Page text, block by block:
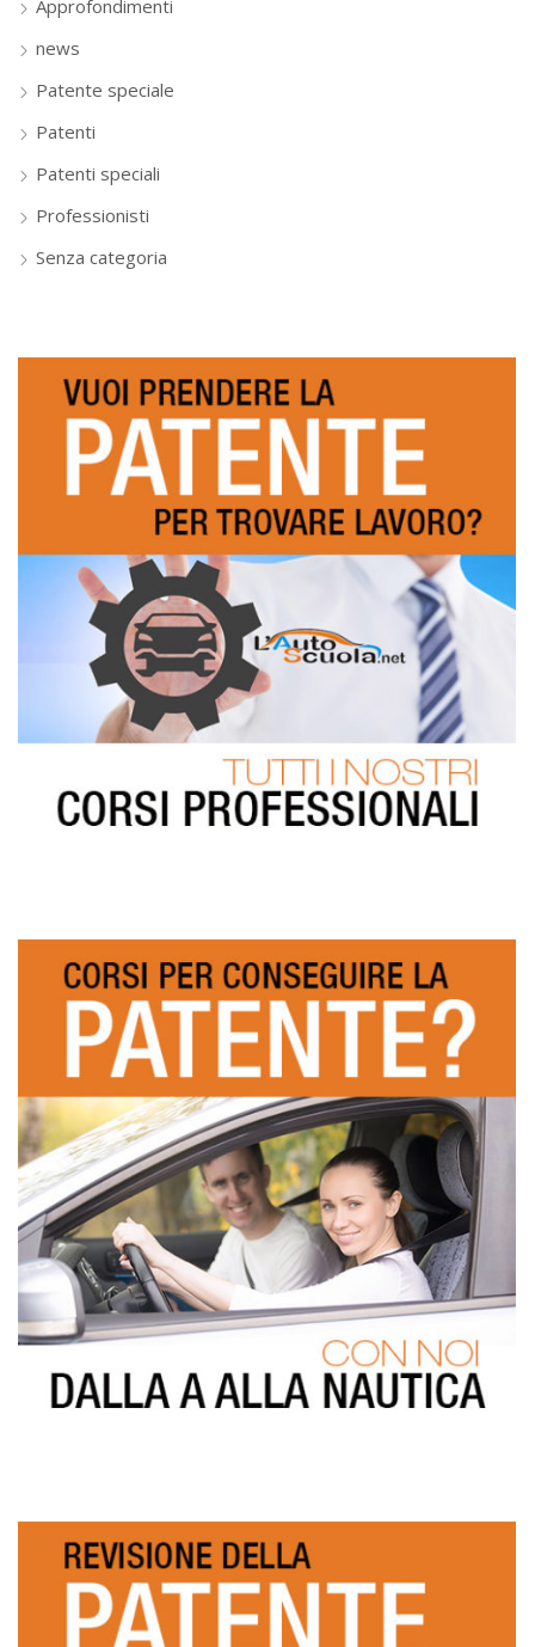
Approfondimenti
news
Patente speciale
Patenti
Patenti speciali
Professionisti
Senza categoria